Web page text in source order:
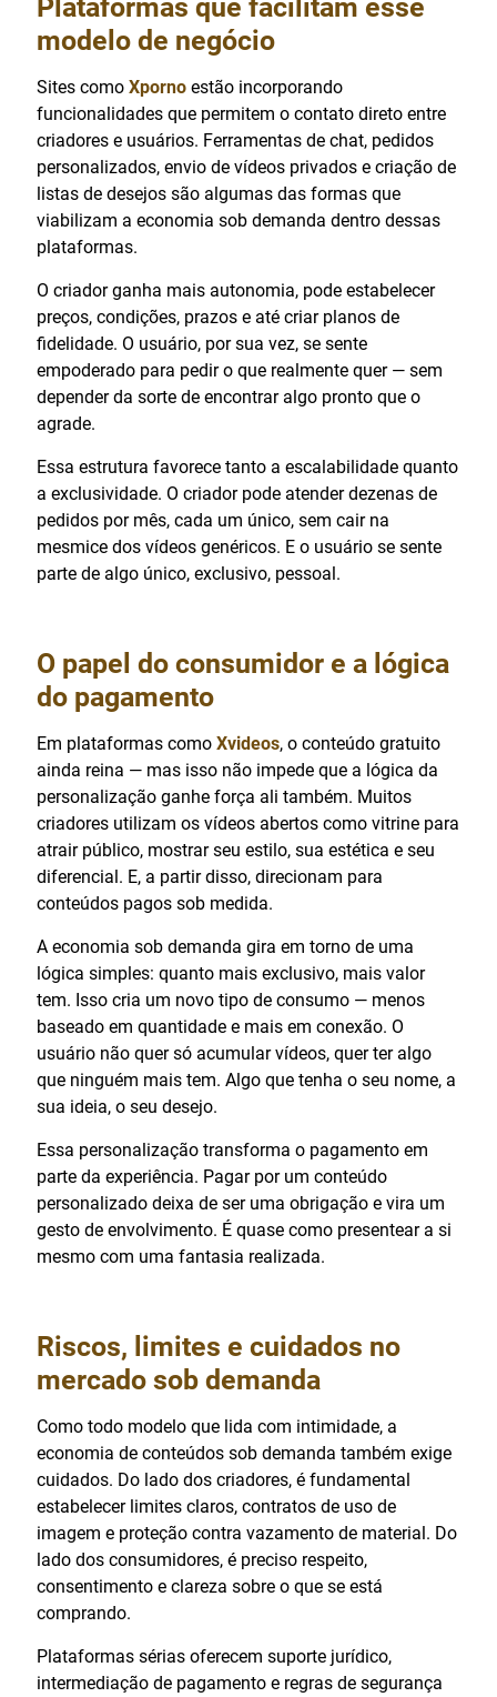
Plataformas que facilitam esse
modelo de negócio
Sites como Xporno estão incorporando
funcionalidades que permitem o contato direto entre
criadores e usuários. Ferramentas de chat, pedidos
personalizados, envio de vídeos privados e criação de
listas de desejos são algumas das formas que
viabilizam a economia sob demanda dentro dessas
plataformas.
O criador ganha mais autonomia, pode estabelecer
preços, condições, prazos e até criar planos de
fidelidade. O usuário, por sua vez, se sente
empoderado para pedir o que realmente quer — sem
depender da sorte de encontrar algo pronto que o
agrade.
Essa estrutura favorece tanto a escalabilidade quanto
a exclusividade. O criador pode atender dezenas de
pedidos por mês, cada um único, sem cair na
mesmice dos vídeos genéricos. E o usuário se sente
parte de algo único, exclusivo, pessoal.
O papel do consumidor e a lógica
do pagamento
Em plataformas como Xvideos, o conteúdo gratuito
ainda reina — mas isso não impede que a lógica da
personalização ganhe força ali também. Muitos
criadores utilizam os vídeos abertos como vitrine para
atrair público, mostrar seu estilo, sua estética e seu
diferencial. E, a partir disso, direcionam para
conteúdos pagos sob medida.
A economia sob demanda gira em torno de uma
lógica simples: quanto mais exclusivo, mais valor
tem. Isso cria um novo tipo de consumo — menos
baseado em quantidade e mais em conexão. O
usuário não quer só acumular vídeos, quer ter algo
que ninguém mais tem. Algo que tenha o seu nome, a
sua ideia, o seu desejo.
Essa personalização transforma o pagamento em
parte da experiência. Pagar por um conteúdo
personalizado deixa de ser uma obrigação e vira um
gesto de envolvimento. É quase como presentear a si
mesmo com uma fantasia realizada.
Riscos, limites e cuidados no
mercado sob demanda
Como todo modelo que lida com intimidade, a
economia de conteúdos sob demanda também exige
cuidados. Do lado dos criadores, é fundamental
estabelecer limites claros, contratos de uso de
imagem e proteção contra vazamento de material. Do
lado dos consumidores, é preciso respeito,
consentimento e clareza sobre o que se está
comprando.
Plataformas sérias oferecem suporte jurídico,
intermediação de pagamento e regras de segurança